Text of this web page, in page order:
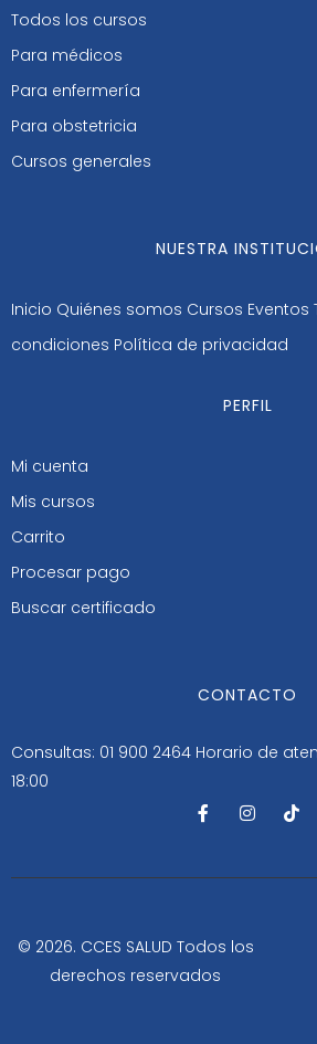
Todos los cursos
Para médicos
Para enfermería
Para obstetricia
Cursos generales
NUESTRA
Inicio Quiénes somos Cursos Eventos
condiciones Política de privacidad
PERFIL
Mi cuenta
Mis cursos
Carrito
Procesar pago
Buscar certificado
CONTACTO
Consultas: 01 900 2464 Horario de
18:00
F
a
b
-
I
n
a
m
T
i
o
© 2026. CCES SALUD Todos los
derechos reservados